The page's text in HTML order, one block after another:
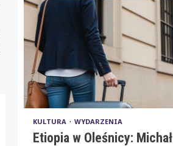
KULTURA WYDARZENIA
Etiopia w Oleśnicy: Michał